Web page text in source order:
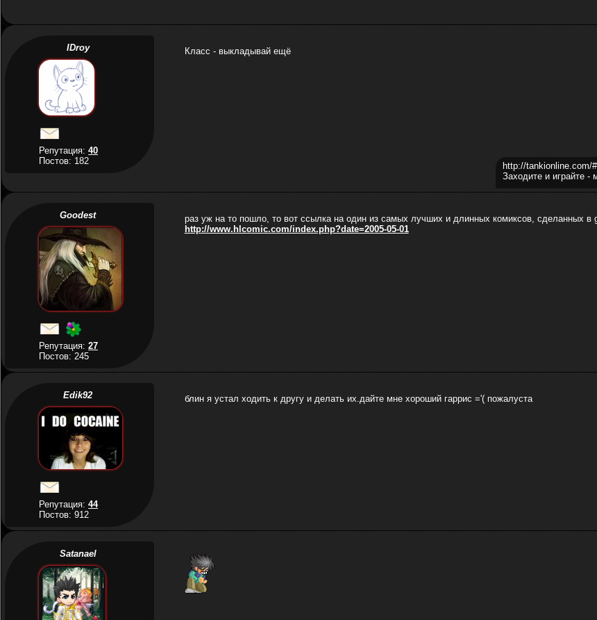
IDroy
Репутация:40
Постов: 182
Класс - выкладывай ещё
http://tankionline.com/
Заходите и играйте -
Goodest
Репутация:27
Постов: 245
раз уж на то пошло, то вот ссылка на один из самых лучших и длинных комиксов, сделанных в
http://www.hlcomic.com/index.php?date=2005-05-01
Edik92
Репутация:44
Постов: 912
блин я устал ходить к другу и делать их.дайте мне хороший гаррис ='( пожалуста
Satanael